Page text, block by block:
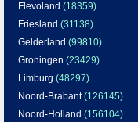
Flevoland (18359)
Friesland (31138)
Gelderland (99810)
Groningen (23429)
Limburg (48297)
Noord-Brabant(126145)
Noord-Holland (156104)